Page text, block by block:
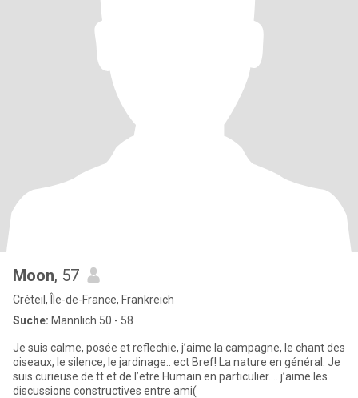
Moon, 57
Créteil, Île-de-France, Frankreich
Suche: Männlich 50 - 58
Je suis calme, posée et reflechie, j’aime la campagne, le chant des
oiseaux, le silence, le jardinage.. ect Bref! La nature en général. Je
suis curieuse de tt et de l’etre Humain en particulier.... j’aime les
discussions constructives entre ami(